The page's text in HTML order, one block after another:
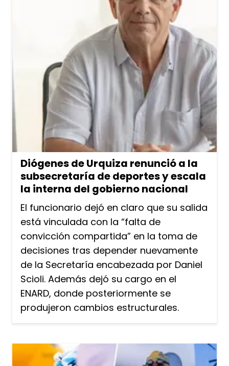
Diógenes de Urquiza renunció a la
subsecretaría de deportes y escala
la interna del gobierno nacional
El funcionario dejó en claro que su salida
está vinculada con la “falta de
convicción compartida” en la toma de
decisiones tras depender nuevamente
de la Secretaría encabezada por Daniel
Scioli. Además dejó su cargo en el
ENARD, donde posteriormente se
produjeron cambios estructurales.